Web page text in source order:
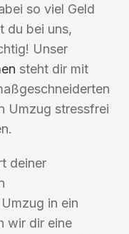
so viel Geld
du bei uns,
Unser
steht dir mit
Umzug stressfrei
deiner
in ein
wir dir eine